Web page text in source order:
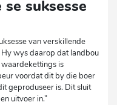
suksesse
van verskillende
wys daarop dat landbou
waardekettings is
voordat dit by die boer
geproduseer is. Dit sluit
uitvoer in.”